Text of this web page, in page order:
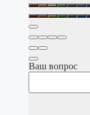
Ваш вопрос